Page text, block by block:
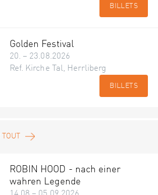
BILLETS
Golden Festival
20. – 23.08.2026
Ref. Kirche Tal, Herrliberg
BILLETS
ROBIN HOOD - nach einer
wahren Legende